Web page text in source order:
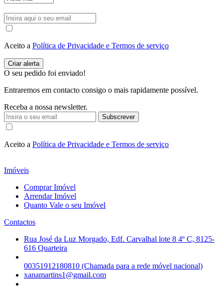
Aceito a Política de Privacidade e Termos de serviço
O seu pedido foi enviado!
Entraremos em contacto consigo o mais rapidamente possível.
Receba a nossa newsletter.
Subscrever
Aceito a Política de Privacidade e Termos de serviço
Imóveis
Comprar Imóvel
Arrendar Imóvel
Quanto Vale o seu Imóvel
Contactos
Rua José da Luz Morgado, Edf. Carvalhal lote 8 4º C, 8125-
616 Quarteira
00351912180810 (Chamada para a rede móvel nacional)
xanamartins1@gmail.com